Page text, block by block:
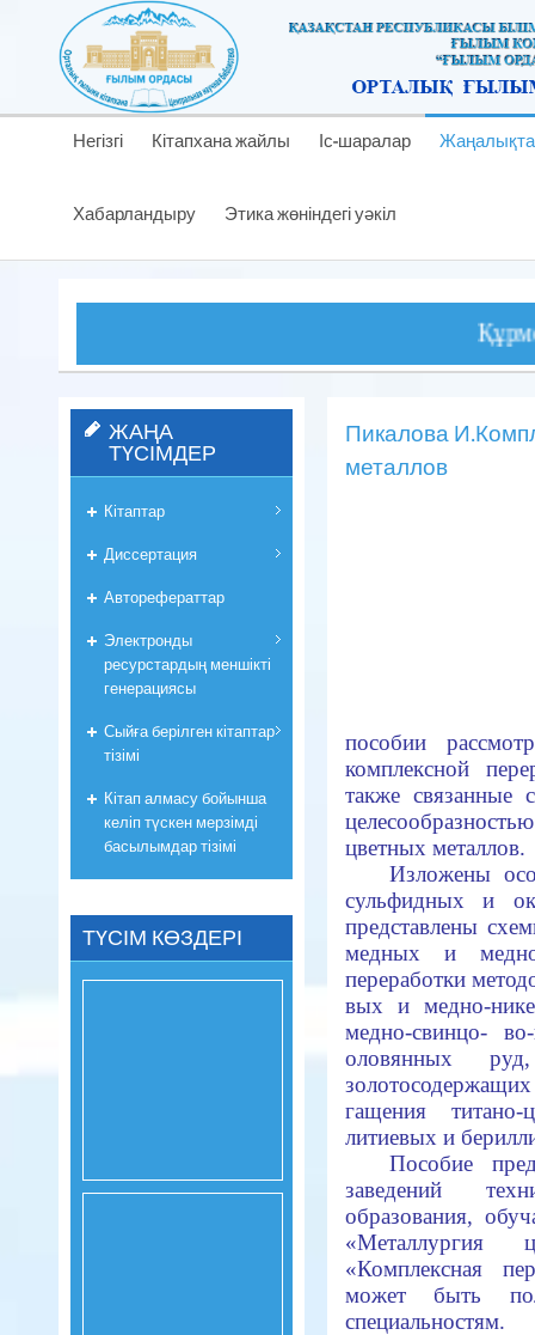
Негізгі Кітапхана жайлы Іс-шаралар
Хабарландыру Этика жөніндегі уәкіл
Құрметті
Пикалова
металлов
пособии
комплексной
также связанные
цветных металлов.
Изложены
сульфидных и
представлены
медных и
переработки
вых и медно-
медно-свинцо-
оловянных
гащения титано-
литиевых и
Пособие
заведений
образования,
«Комплексная
может быть
специальностям.
ЖАҢА
ТҮСІМДЕР
Кітаптар
Диссертация
Авторефераттар
Электронды
ресурстардың меншікті
генерациясы
Сыйға берілген кітаптар
тізімі
Кітап алмасу бойынша
келіп түскен мерзімді
басылымдар тізімі
ТҮСІМ КӨЗДЕРІ